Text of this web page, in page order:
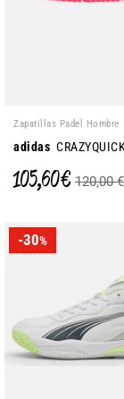
Zapatillas Padel Hombre
adidas CRAZYQUICK
105,60 € 120,00 €
-30%